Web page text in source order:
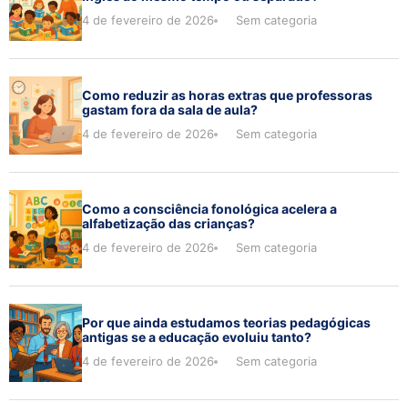
4 de fevereiro de 2026 Sem categoria
Como reduzir as horas extras que professoras
gastam fora da sala de aula?
4 de fevereiro de 2026 Sem categoria
Como a consciência fonológica acelera a
alfabetização das crianças?
4 de fevereiro de 2026 Sem categoria
Por que ainda estudamos teorias pedagógicas
antigas se a educação evoluiu tanto?
4 de fevereiro de 2026 Sem categoria